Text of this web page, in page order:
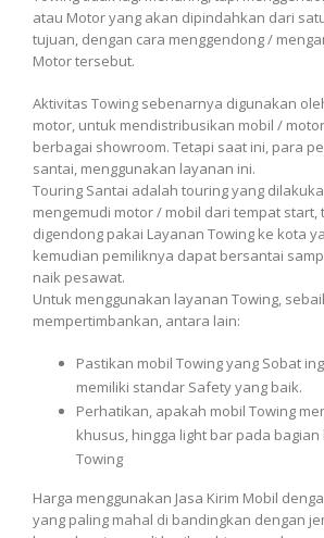
atau Motor yang akan dipindahkan dari
tujuan, dengan cara menggendong /
Motor tersebut.
Aktivitas Towing sebenarnya digunakan
motor, untuk mendistribusikan mobil /
berbagai showroom. Tetapi saat ini, para
santai, menggunakan layanan ini.
Touring Santai adalah touring yang
mengemudi motor / mobil dari tempat start,
digendong pakai Layanan Towing ke kota
kemudian pemiliknya dapat bersantai
naik pesawat.
Untuk menggunakan layanan Towing,
mempertimbankan, antara lain:
Pastikan mobil Towing yang Sobat
memiliki standar Safety yang baik.
Perhatikan, apakah mobil Towing
khusus, hingga light bar pada
Towing
Harga menggunakan Jasa Kirim Mobil
yang paling mahal di bandingkan dengan